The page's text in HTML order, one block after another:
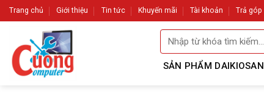
Skip
to
Trang chủ Giới thiệu Tin tức Khuyến mãi Tài khoản Trả góp
Tìm
kiếm:
SẢN PHẨM DAIKIOSAN